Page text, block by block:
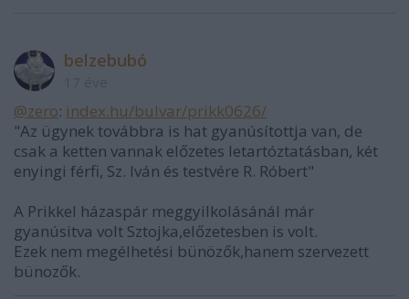
belzebubó
@zero: index.hu/bulvar/prikk0626/
"Az ügynek továbbra is hat gyanúsítottja van, de
csak a ketten vannak előzetes letartóztatásban, két
enyingi férfi, Sz. Iván és testvére R. Róbert"
A Prikkel házaspár meggyilkolásánál már
gyanúsitva volt Sztojka,előzetesben is volt.
Ezek nem megélhetési bünözők,hanem szervezett
bünozők.